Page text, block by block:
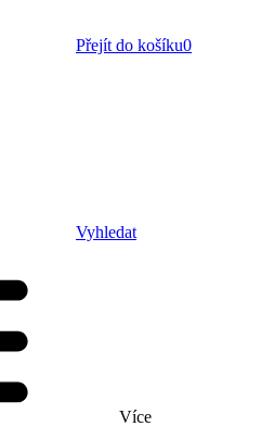
Přejít do košíku0
Vyhledat
Více